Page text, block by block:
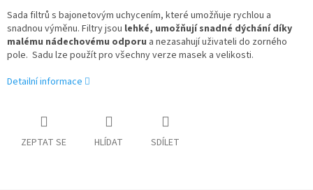
Sada filtrů s bajonetovým uchycením, které umožňuje rychlou a
snadnou výměnu. Filtry jsou lehké, umožňují snadné dýchání díky
malému nádechovému odporu a nezasahují uživateli do zorného
pole. Sadu lze použít pro všechny verze masek a velikosti.
Detailní informace
ZEPTAT SE HLÍDAT SDÍLET